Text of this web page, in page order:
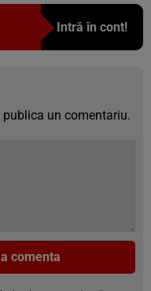
8 poze
Intră în cont!
publica un comentariu.
comenta